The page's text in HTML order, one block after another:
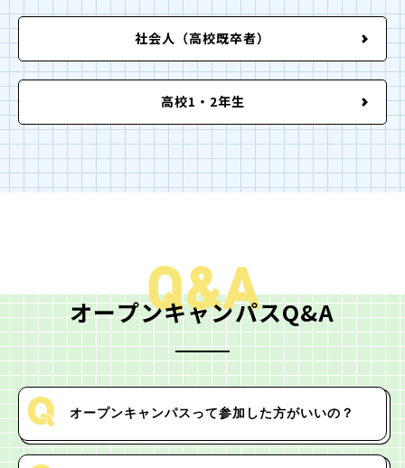
社会人（高校既卒者）
高校1・2年生
Q&A
オープンキャンパスQ&A
オープンキャンパスって参加した方がいいの？